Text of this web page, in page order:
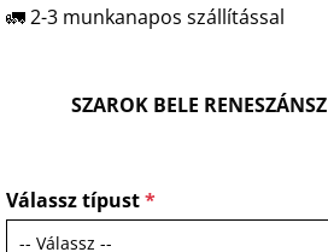
🚛 2-3 munkanapos szállítással
SZAROK BELE
Válassz típust*